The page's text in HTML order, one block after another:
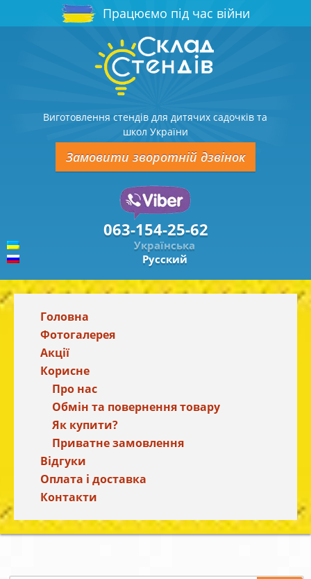
Працюємо під час війни
Виготовлення стендів для дитячих садочків та
школ України
Замовити зворотній дзвінок
063-154-25-62
Українська
Русский
Головна
Фотогалерея
Акції
Корисне
Про нас
Обмін та повернення товару
Як купити?
Приватне замовлення
Відгуки
Оплата і доставка
Контакти